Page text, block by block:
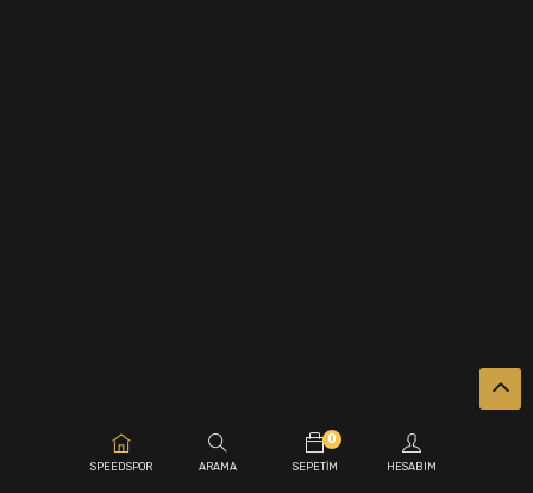
SPEEDSPOR ARAMA
0
SEPETIM HESABIM